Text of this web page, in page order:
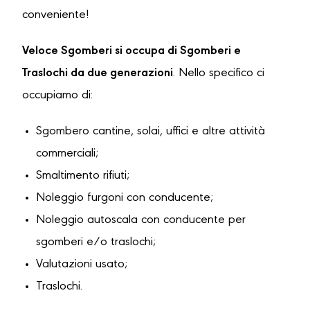
conveniente!
Veloce Sgomberi si occupa di Sgomberi e
Traslochi da due generazioni. Nello specifico ci
occupiamo di:
Sgombero cantine, solai, uffici e altre attività
commerciali;
Smaltimento rifiuti;
Noleggio furgoni con conducente;
Noleggio autoscala con conducente per
sgomberi e/o traslochi;
Valutazioni usato;
Traslochi.